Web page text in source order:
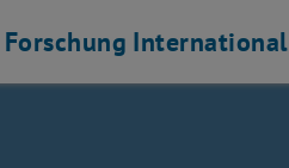
Forschung International